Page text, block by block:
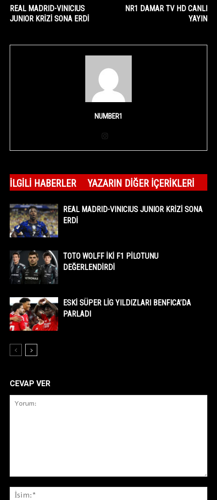
REAL MADRID-VINICIUS
JUNIOR KRİZİ SONA ERDİ
NR1 DAMAR TV HD CANLI
YAYIN
NUMBER1
İLGILI HABERLER YAZARIN DIĞER İÇERIKLERI
REAL MADRID-VINICIUS JUNIOR KRİZİ SONA
ERDİ
TOTO WOLFF İKİ F1 PİLOTUNU
DEĞERLENDİRDİ
ESKİ SÜPER LİG YILDIZLARI BENFICA’DA
PARLADI
CEVAP VER